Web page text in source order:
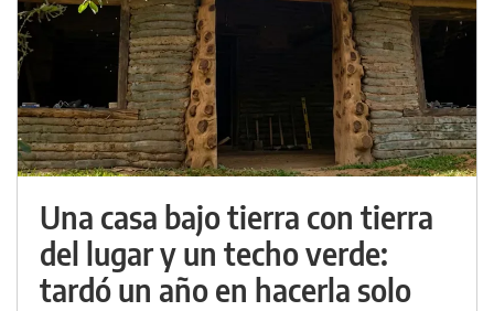
Una casa bajo tierra con tierra
del lugar y un techo verde:
tardó un año en hacerla solo